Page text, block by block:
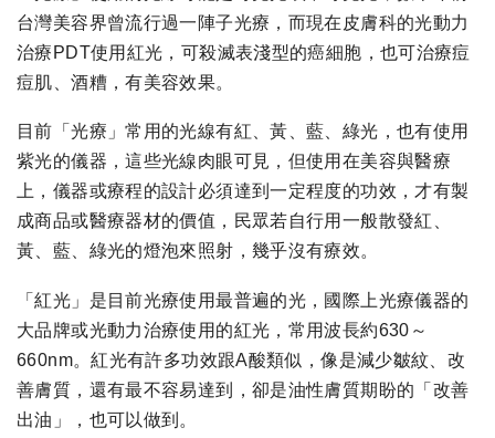
台灣美容界曾流行過一陣子光療，而現在皮膚科的光動力
治療PDT使用紅光，可殺滅表淺型的癌細胞，也可治療痘
痘肌、酒糟，有美容效果。
目前「光療」常用的光線有紅、黃、藍、綠光，也有使用
紫光的儀器，這些光線肉眼可見，但使用在美容與醫療
上，儀器或療程的設計必須達到一定程度的功效，才有製
成商品或醫療器材的價值，民眾若自行用一般散發紅、
黃、藍、綠光的燈泡來照射，幾乎沒有療效。
「紅光」是目前光療使用最普遍的光，國際上光療儀器的
大品牌或光動力治療使用的紅光，常用波長約630～
660nm。紅光有許多功效跟A酸類似，像是減少皺紋、改
善膚質，還有最不容易達到，卻是油性膚質期盼的「改善
出油」，也可以做到。